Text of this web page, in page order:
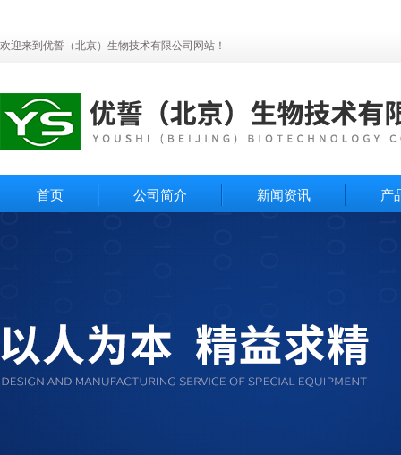
欢迎来到优誓（北京）生物技术有限公司网站！
首页 公司简介 新闻资讯 产